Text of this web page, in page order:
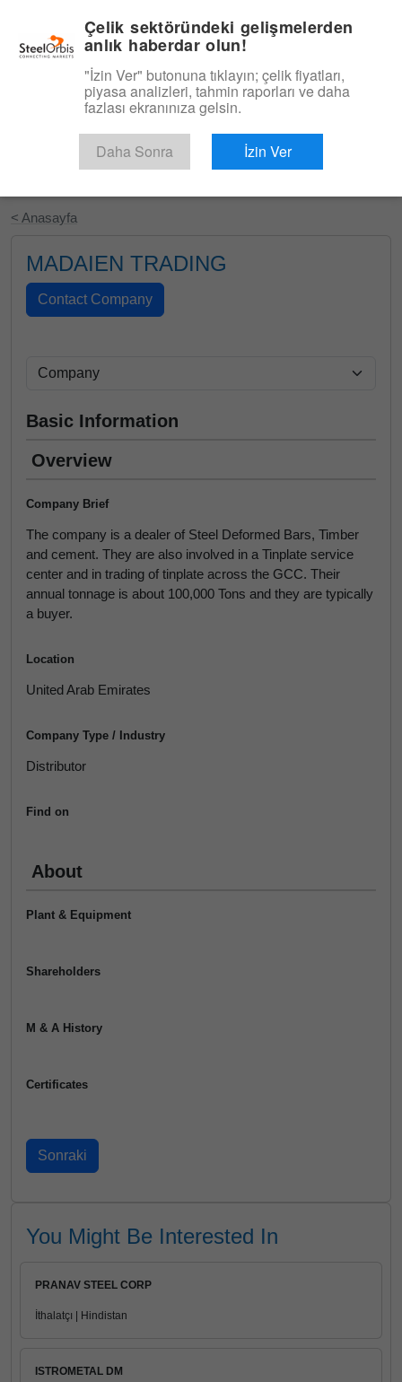
Ücretsiz Deneyin
< Anasayfa
MADAIEN TRADING
Basic Information
Overview
Company Brief
The company is a dealer of Steel Deformed Bars, Timber
and cement. They are also involved in a Tinplate service
center and in trading of tinplate across the GCC. Their
annual tonnage is about 100,000 Tons and they are typically
a buyer.
Location
United Arab Emirates
Company Type / Industry
Distributor
Find on
About
Plant & Equipment
Shareholders
M & A History
Certificates
You Might Be Interested In
PRANAV STEEL CORP
İthalatçı | Hindistan
ISTROMETAL DM
Çelik sektöründeki gelişmelerden
anlık haberdar olun!
"İzin Ver" butonuna tıklayın; çelik fiyatları,
piyasa analizleri, tahmin raporları ve daha
fazlası ekranınıza gelsin.
Daha Sonra İzin Ver